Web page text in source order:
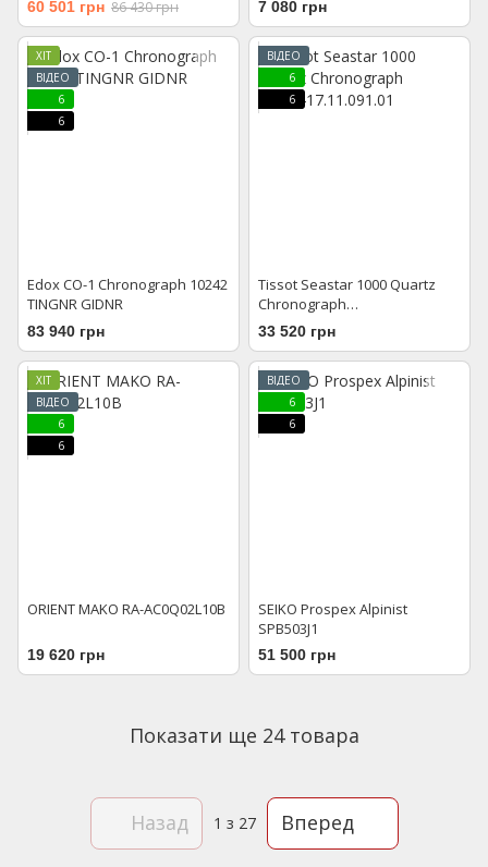
60 501 грн 86 430 грн 7 080 грн
ХІТ
ВІДЕО
6
6
Edox CO-1 Chronograph 10242
TINGNR GIDNR
83 940 грн
ВІДЕО
6
6
Tissot Seastar 1000 Quartz
Chronograph
T120.417.11.091.01
33 520 грн
ХІТ
ВІДЕО
6
6
ORIENT MAKO RA-AC0Q02L10B
19 620 грн
ВІДЕО
6
6
SEIKO Prospex Alpinist
SPB503J1
51 500 грн
Показати ще 24 товара
Назад 1 з 27 Вперед